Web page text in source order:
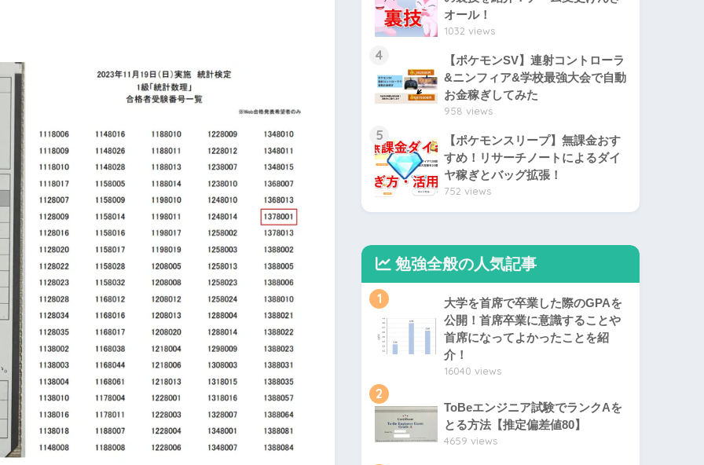
オール！
1032 views
4
【ポケモンSV】連射コントローラ
&ニンフィア&学校最強大会で自動
お金稼ぎしてみた
958 views
5
【ポケモンスリープ】無課金おす
すめ！リサーチノートによるダイ
ヤ稼ぎとバッグ拡張！
752 views
勉強全般の人気記事
1
大学を首席で卒業した際のGPAを
公開！首席卒業に意識することや
首席になってよかったことを紹
介！
16040 views
2
ToBeエンジニア試験でランクAを
とる方法【推定偏差値80】
4659 views